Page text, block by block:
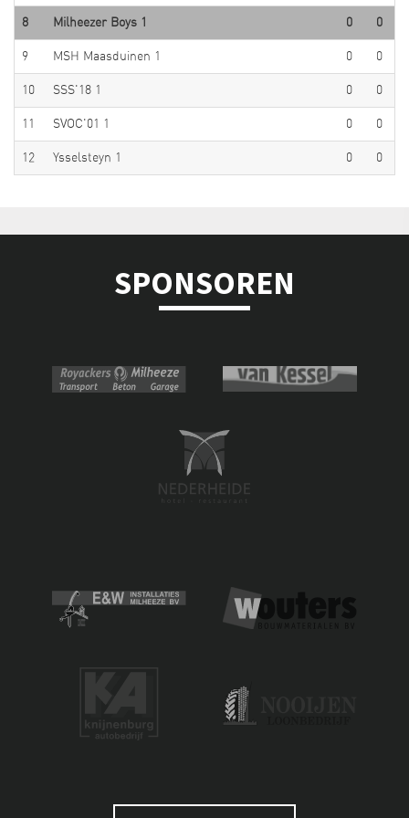
8 Milheezer Boys 1 0 0
9 MSH Maasduinen 1 0 0
10 SSS'18 1 0 0
11 SVOC'01 1 0 0
12 Ysselsteyn 1 0 0
SPONSOREN